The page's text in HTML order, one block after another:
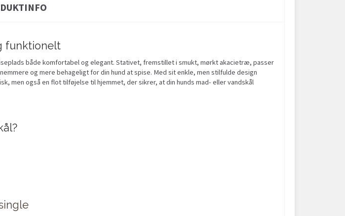
funktionelt
både komfortabel og elegant. Stativet, fremstillet i smukt, mørkt akacietræ, passer
og mere behageligt for din hund at spise. Med sit enkle, men stilfulde design
men også en flot tilføjelse til hjemmet, der sikrer, at din hunds mad- eller vandskål